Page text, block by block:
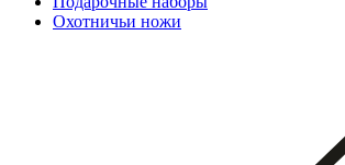
Охотничьи ножи